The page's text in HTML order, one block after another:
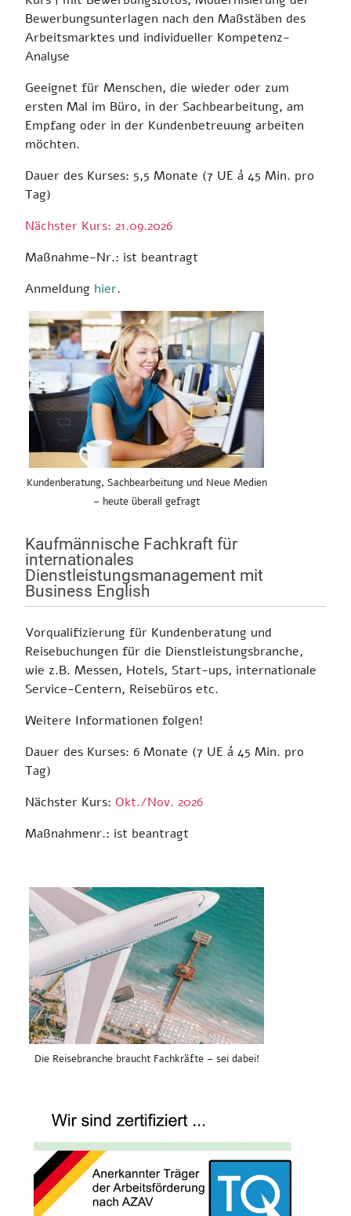
Bewerbungsunterlagen nach den Maßstäben des
Arbeitsmarktes und individueller Kompetenz-
Analyse
Geeignet für Menschen, die wieder oder zum
ersten Mal im Büro, in der Sachbearbeitung, am
Empfang oder in der Kundenbetreuung arbeiten
möchten.
Dauer des Kurses: 5,5 Monate (7 UE á 45 Min. pro
Tag)
Nächster Kurs: 21.09.2026
Maßnahme-Nr.: ist beantragt
Anmeldung hier.
Kundenberatung, Sachbearbeitung und Neue Medien
– heute überall gefragt
Kaufmännische Fachkraft für
internationales
Dienstleistungsmanagement mit
Business English
Vorqualifizierung für Kundenberatung und
Reisebuchungen für die Dienstleistungsbranche,
wie z.B. Messen, Hotels, Start-ups, internationale
Service-Centern, Reisebüros etc.
Weitere Informationen folgen!
Dauer des Kurses: 6 Monate (7 UE á 45 Min. pro
Tag)
Nächster Kurs: Okt./Nov. 2026
Maßnahmenr.: ist beantragt
Die Reisebranche braucht Fachkräfte – sei dabei!